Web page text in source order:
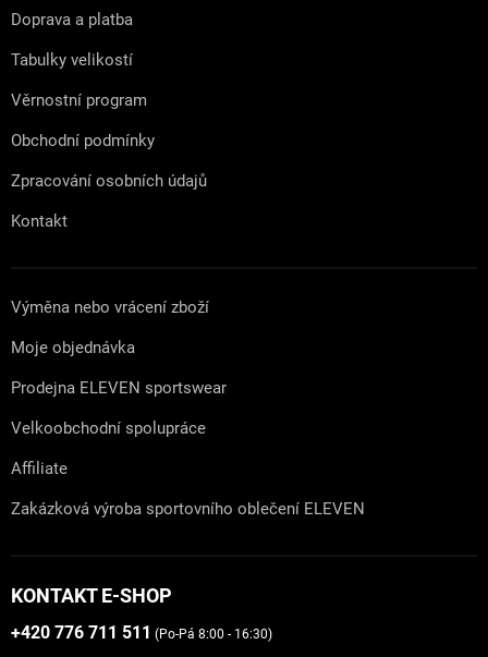
Doprava a platba
Tabulky velikostí
Věrnostní program
Obchodní podmínky
Zpracování osobních údajů
Kontakt
Výměna nebo vrácení zboží
Moje objednávka
Prodejna ELEVEN sportswear
Velkoobchodní spolupráce
Affiliate
Zakázková výroba sportovního oblečení ELEVEN
KONTAKT E-SHOP
+420 776 711 511 (Po-Pá 8:00 - 16:30)